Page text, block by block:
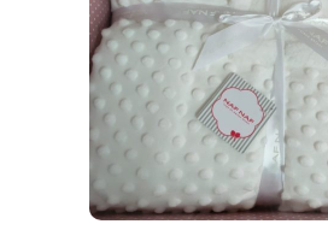
Ajouter au